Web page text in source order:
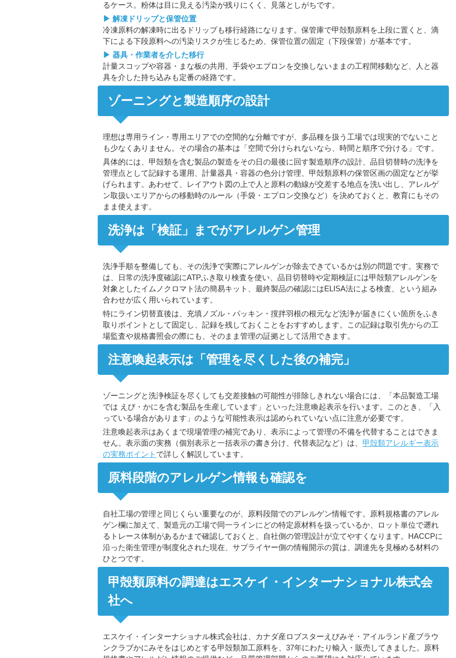
るケース。粉体は目に見える汚染が残りにくく、見落としがちです。
▶ 解凍ドリップと保管位置
冷凍原料の解凍時に出るドリップも移行経路になります。保管庫で甲殻類原料を上段に置くと、滴
下による下段原料への汚染リスクが生じるため、保管位置の固定（下段保管）が基本です。
▶ 器具・作業者を介した移行
計量スコップや容器・まな板の共用、手袋やエプロンを交換しないままの工程間移動など、人と器
具を介した持ち込みも定番の経路です。
ゾーニングと製造順序の設計
理想は専用ライン・専用エリアでの空間的な分離ですが、多品種を扱う工場では現実的でないこと
も少なくありません。その場合の基本は「空間で分けられないなら、時間と順序で分ける」です。
具体的には、甲殻類を含む製品の製造をその日の最後に回す製造順序の設計、品目切替時の洗浄を
管理点として記録する運用、計量器具・容器の色分け管理、甲殻類原料の保管区画の固定などが挙
げられます。あわせて、レイアウト図の上で人と原料の動線が交差する地点を洗い出し、アレルゲ
ン取扱いエリアからの移動時のルール（手袋・エプロン交換など）を決めておくと、教育にもその
まま使えます。
洗浄は「検証」までがアレルゲン管理
洗浄手順を整備しても、その洗浄で実際にアレルゲンが除去できているかは別の問題です。実務で
は、日常の洗浄度確認にATPふき取り検査を使い、品目切替時や定期検証には甲殻類アレルゲンを
対象としたイムノクロマト法の簡易キット、最終製品の確認にはELISA法による検査、という組み
合わせが広く用いられています。
特にライン切替直後は、充填ノズル・パッキン・撹拌羽根の根元など洗浄が届きにくい箇所をふき
取りポイントとして固定し、記録を残しておくことをおすすめします。この記録は取引先からの工
場監査や規格書照会の際にも、そのまま管理の証拠として活用できます。
注意喚起表示は「管理を尽くした後の補完」
ゾーニングと洗浄検証を尽くしても交差接触の可能性が排除しきれない場合には、「本品製造工場
では えび・かにを含む製品を生産しています」といった注意喚起表示を行います。このとき、「入
っている場合があります」のような可能性表示は認められていない点に注意が必要です。
注意喚起表示はあくまで現場管理の補完であり、表示によって管理の不備を代替することはできま
せん。表示面の実務（個別表示と一括表示の書き分け、代替表記など）は、 甲殻類アレルギー表示
の実務ポイント で詳しく解説しています。
原料段階のアレルゲン情報も確認を
自社工場の管理と同じくらい重要なのが、原料段階でのアレルゲン情報です。原料規格書のアレル
ゲン欄に加えて、製造元の工場で同一ラインにどの特定原材料を扱っているか、ロット単位で遡れ
るトレース体制があるかまで確認しておくと、自社側の管理設計が立てやすくなります。HACCPに
沿った衛生管理が制度化された現在、サプライヤー側の情報開示の質は、調達先を見極める材料の
ひとつです。
甲殻類原料の調達はエスケイ・インターナショナル株式会
社へ
エスケイ・インターナショナル株式会社は、カナダ産ロブスターえびみそ・アイルランド産ブラウ
ンクラブかにみそをはじめとする甲殻類加工原料を、37年にわたり輸入・販売してきました。原料